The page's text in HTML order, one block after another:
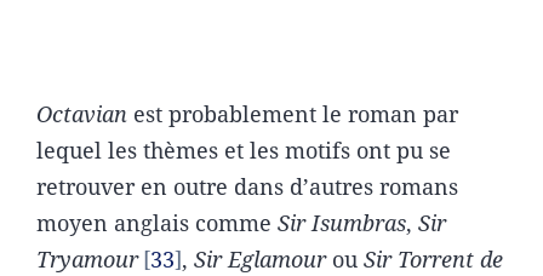
Octavian est probablement le roman par
lequel les thèmes et les motifs ont pu se
retrouver en outre dans d’autres romans
moyen anglais comme Sir Isumbras, Sir
Tryamour 33 , Sir Eglamourou Sir Torrent de